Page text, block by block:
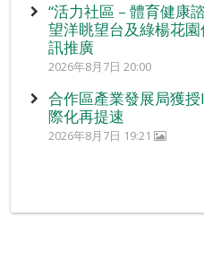
“活力社區 – 體育健康
望洋眺望台及綠楊花
訊推廣
2026年8月7日 20:00
合作區產業發展局獲
際化再提速
2026年8月7日 19:21